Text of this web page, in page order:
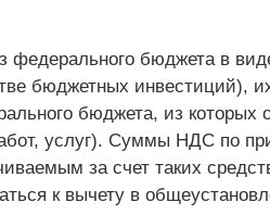
федерального бюджета в
бюджетных инвестиций),
бюджета, из которых
услуг). Суммы НДС по
за счет таких
к вычету в